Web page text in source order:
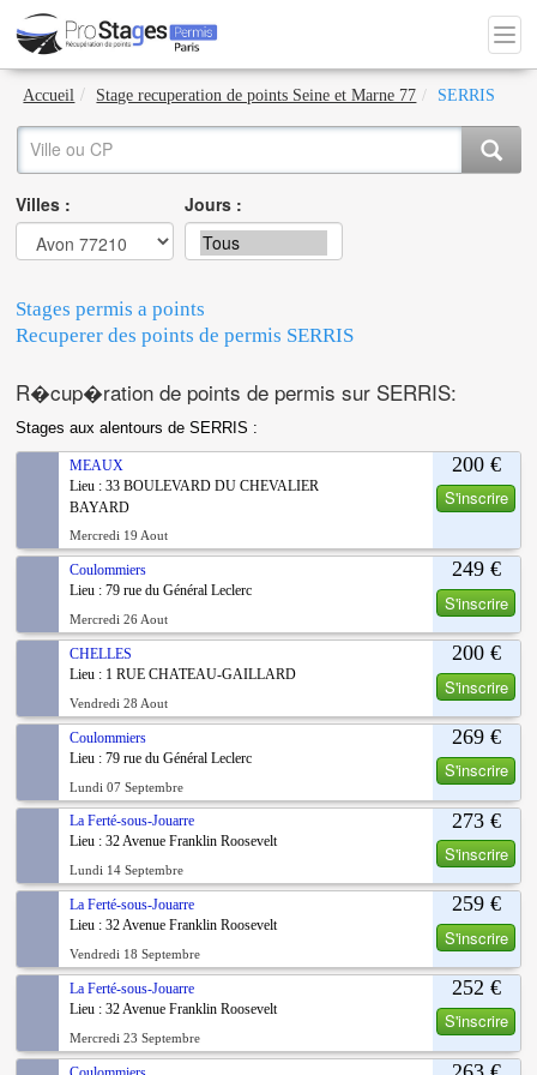
Accueil Stage recuperation de points Seine et Marne 77 SERRIS
Villes : Jours :
Stages permis a points
Recuperer des points de permis SERRIS
R�cup�ration de points de permis sur SERRIS:
Stages aux alentours de SERRIS :
200 €
S'inscrire
MEAUX
Lieu : 33 BOULEVARD DU CHEVALIER
BAYARD
Mercredi 19 Aout
249 €
S'inscrire
Coulommiers
Lieu : 79 rue du Général Leclerc
Mercredi 26 Aout
200 €
S'inscrire
CHELLES
Lieu : 1 RUE CHATEAU-GAILLARD
Vendredi 28 Aout
269 €
S'inscrire
Coulommiers
Lieu : 79 rue du Général Leclerc
Lundi 07 Septembre
273 €
S'inscrire
La Ferté-sous-Jouarre
Lieu : 32 Avenue Franklin Roosevelt
Lundi 14 Septembre
259 €
S'inscrire
La Ferté-sous-Jouarre
Lieu : 32 Avenue Franklin Roosevelt
Vendredi 18 Septembre
252 €
S'inscrire
La Ferté-sous-Jouarre
Lieu : 32 Avenue Franklin Roosevelt
Mercredi 23 Septembre